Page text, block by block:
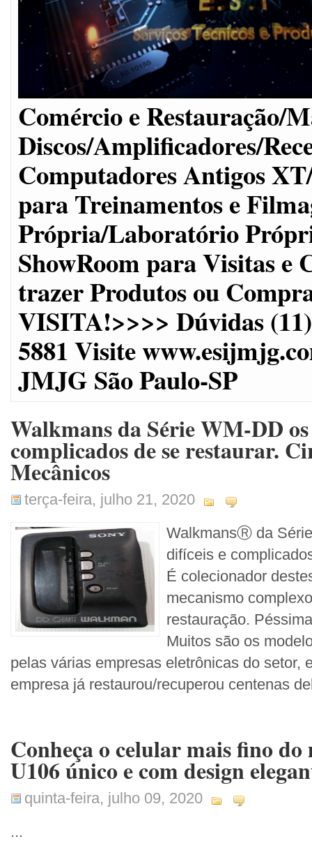
Comércio e Restauração/
Discos/Amplificadores/
Computadores Antigos
para Treinamentos e
Própria/Laboratório
ShowRoom para Visitas e
trazer Produtos ou
VISITA!>>>> Dúvidas
5881 Visite
JMJG São Paulo-SP
Walkmans da Série WM-DD
complicados de se restaurar.
Mecânicos
terça-feira, julho 21, 2020
WalkmansⓇ da
difíceis e
É colecionador
mecanismo
restauração.
Muitos são os
pelas várias empresas eletrônicas do setor,
empresa já restaurou/recuperou centenas
Conheça o celular mais fino
U106 único e com design
quinta-feira, julho 09, 2020
...